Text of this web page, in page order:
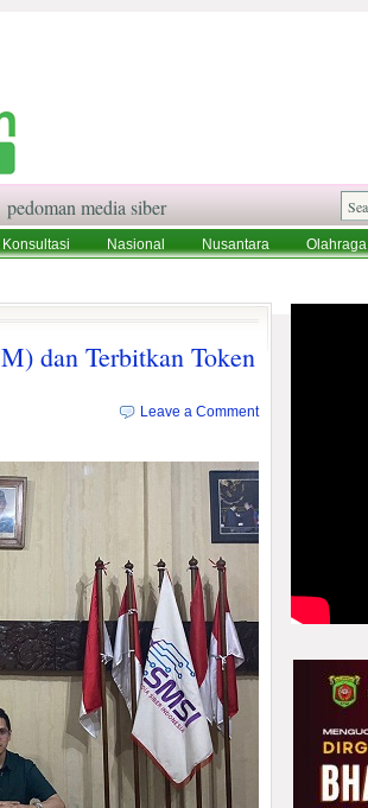
pedoman media siber
Konsultasi Nasional Nusantara Olahraga
dan Terbitkan Token
Leave a Comment